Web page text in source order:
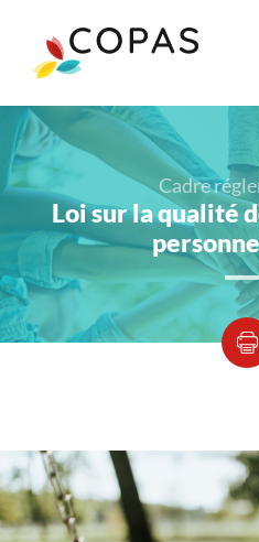
Cadre
Loi sur la qualité